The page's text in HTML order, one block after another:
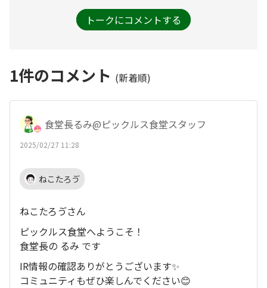
トークにコメントする
1件のコメント (新着順)
食堂長るみ@ピックルス食堂スタッフ
2025/02/27 11:28
ねこたろゔ
ねこたろゔさん
ピックルス食堂へようこそ！
食堂長の るみ です
IR情報の確認ありがとうございます✨
コミュニティもぜひ楽しんでください😊